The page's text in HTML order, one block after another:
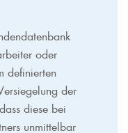
oder
definierten
der
diese bei
unmittelbar